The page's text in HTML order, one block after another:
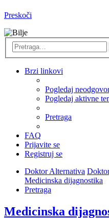
Preskoči
Brzi linkovi
Pogledaj
Pogledaj aktivne
Pretraga
FAQ
Prijavite se
Registruj se
Doktor Alternativa
Medicinska dijagnostika
Pretraga
Medicinska